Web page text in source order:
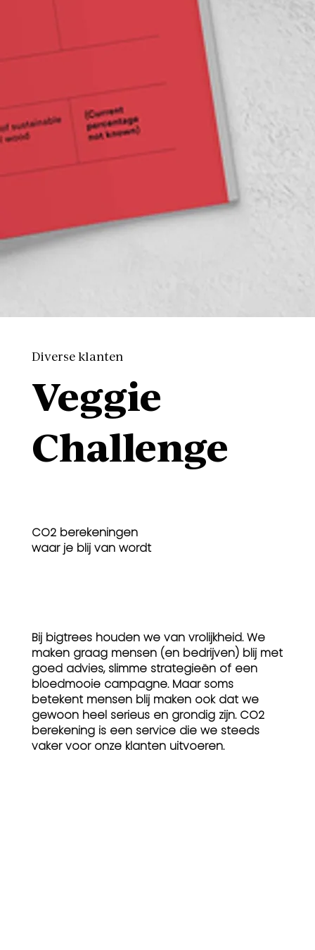
CO2 berekeningen
waar je blij van wordt
Diverse klanten
Veggie
Challenge
Bij bigtrees houden we van vrolijkheid. We
maken graag mensen (en bedrijven) blij met
goed advies, slimme strategieën of een
bloedmooie campagne. Maar soms
betekent mensen blij maken ook dat we
gewoon heel serieus en grondig zijn. CO2
berekening is een service die we steeds
vaker voor onze klanten uitvoeren.